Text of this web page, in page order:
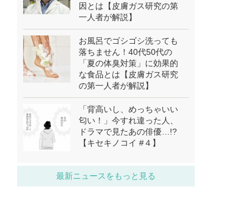
因とは【皮膚ガス研究の第
一人者が解説】
お風呂でゴシゴシ洗っても
落ちません！40代50代の
「夏の体臭対策」に効果的
な食品とは【皮膚ガス研究
の第一人者が解説】
「背高いし、めっちゃいい
匂い！」今すれ違った人、
ドラマで見たあの俳優…!?
【キセキノコイ #４】
最新ニュースをもっと見る